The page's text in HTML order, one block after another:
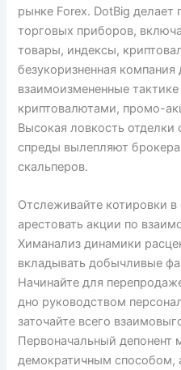
рынке Forex. DotBig
торговых приборов,
товары, индексы,
безукоризненная
взаимоизмененные
криптовалютами, промо-
Высокая ловкость
спреды вылепляют
скальперов.
Отслеживайте котировки
арестовать акции по
Химанализ динамики
вкладывать добычливые
Начинайте для
дно руководством
заточайте всего
Первоначальный
демократичным способом,